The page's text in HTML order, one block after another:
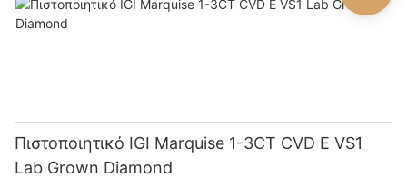
Πιστοποιητικό IGI Marquise 1-3CT CVD E VS1
Lab Grown Diamond